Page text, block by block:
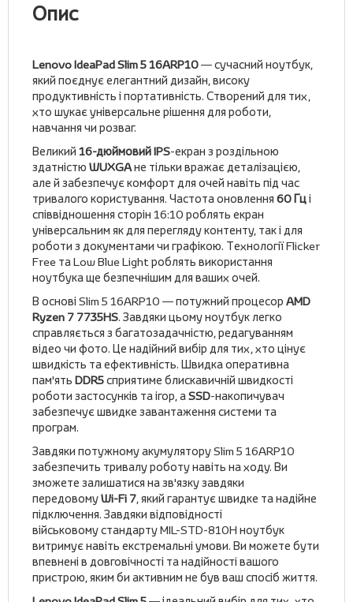
Опис
Lenovo IdeaPad Slim 5 16ARP10— сучасний ноутбук,
який поєднує елегантний дизайн, високу
продуктивність і портативність. Створений для тих,
хто шукає універсальне рішення для роботи,
навчання чи розваг.
Великий 16-дюймовий IPS-екран з роздільною
здатністю WUXGAне тільки вражає деталізацією,
але й забезпечує комфорт для очей навіть під час
тривалого користування. Частота оновлення 60 Гці
співвідношення сторін 16:10 роблять екран
універсальним як для перегляду контенту, так і для
роботи з документами чи графікою. Технології Flicker
Free та Low Blue Light роблять використання
ноутбука ще безпечнішим для ваших очей.
В основі Slim 5 16ARP10 — потужний процесор AMD
Ryzen 7 7735HS. Завдяки цьому ноутбук легко
справляється з багатозадачністю, редагуванням
відео чи фото. Це надійний вибір для тих, хто цінує
швидкість та ефективність. Швидка оперативна
пам'ять DDR5сприятиме блискавичній швидкості
роботи застосунків та ігор, аSSD-накопичувач
забезпечує швидке завантаження системи та
програм.
Завдяки потужному акумулятору Slim 5 16ARP10
забезпечить тривалу роботу навіть на ходу. Ви
зможете залишатися на зв'язку завдяки
передовомуWi-Fi 7, який гарантує швидке та надійне
підключення. Завдяки відповідності
військовому стандарту MIL-STD-810H ноутбук
витримує навіть екстремальні умови. Ви можете бути
впевнені в довговічності та надійності вашого
пристрою, яким би активним не був ваш спосіб життя.